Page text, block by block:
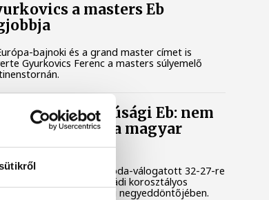
a masters Eb
bajnoki és a grand master címet is
Gyurkovics Ferenc a masters súlyemelő
kézilabda ifjúsági Eb: nem
elődöntőbe a magyar
férfi ifjúsági kézilabda-válogatott 32-27-re
Szlovéniától a belgrádi korosztályos
bajnokság csütörtöki negyeddöntőjében.